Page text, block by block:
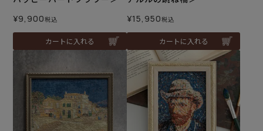
¥9,900税込
カートに入れる
¥15,950税込
カートに入れる